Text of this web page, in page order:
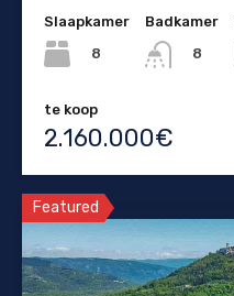
Slaapkamer
8
Badkamer
8
te koop
2.160.000€
Featured